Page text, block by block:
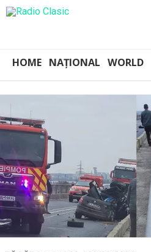
HOME NAȚIONAL WORLD